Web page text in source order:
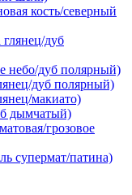
кость/северный
дуб
небо/дуб полярный)
дуб полярный)
макиато)
дымчатый)
грозовое
супермат/патина)